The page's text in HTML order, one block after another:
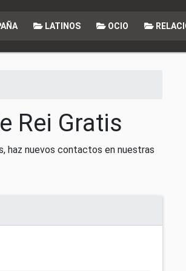
LATINOS OCIO
Rei Gratis
haz nuevos contactos en nuestras